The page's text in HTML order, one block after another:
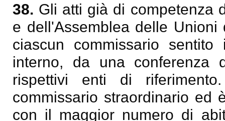
38. Gli atti già di competenza
e dell'Assemblea delle
ciascun commissario
interno, da una conferenza
rispettivi enti di
commissario straordinario ed
con il maggior numero di